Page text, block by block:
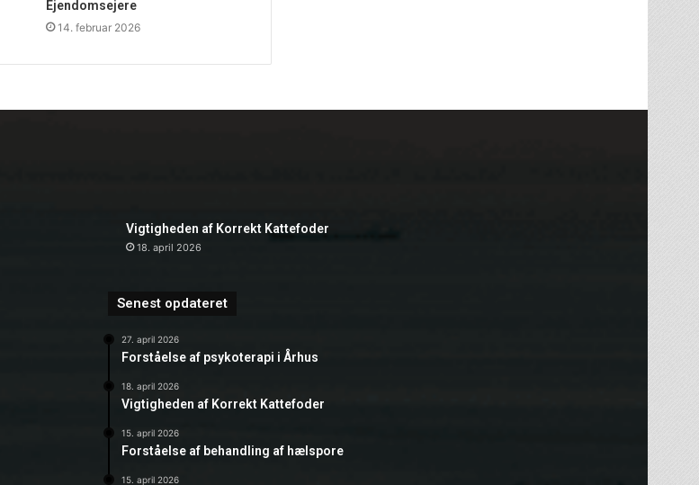
Ejendomsejere
14. februar 2026
Vigtigheden af Korrekt Kattefoder
18. april 2026
Senest opdateret
27. april 2026
Forståelse af psykoterapi i Århus
18. april 2026
Vigtigheden af Korrekt Kattefoder
15. april 2026
Forståelse af behandling af hælspore
15. april 2026